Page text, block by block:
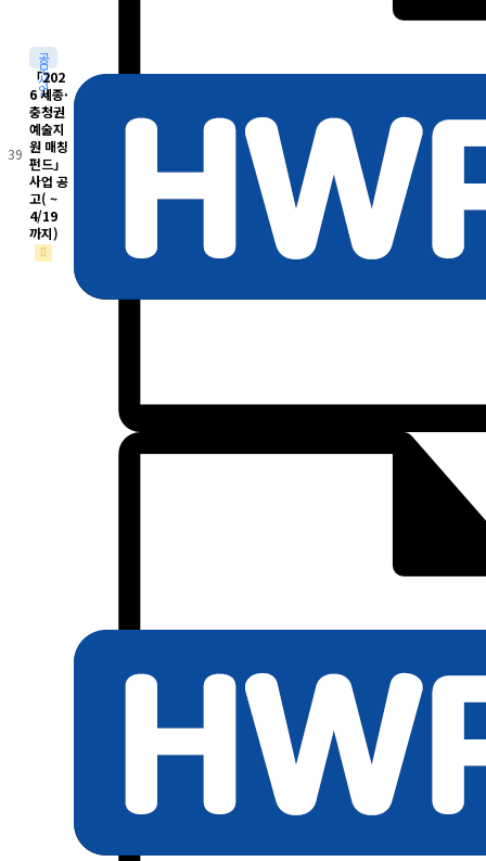
39
공
모
사
업
「202
6 세종·
충청권
예술지
원 매칭
펀드」
사업 공
고( ~
4/19
까지)